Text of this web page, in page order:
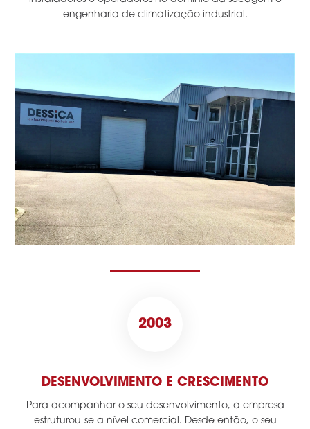
engenharia de climatização industrial.
2003
DESENVOLVIMENTO E CRESCIMENTO
Para acompanhar o seu desenvolvimento, a empresa
estruturou-se a nível comercial. Desde então, o seu